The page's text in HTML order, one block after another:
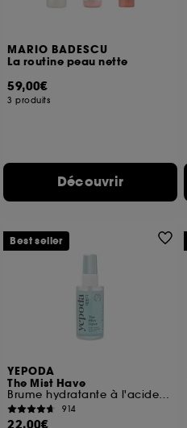
MARIO BADESCU
La routine peau nette
59,00€
3 produits
Découvrir
YEPODA
The Mist Have
Brume hydratante à l'acide hyaluronique et à la lavande
914
22,00€
Best seller